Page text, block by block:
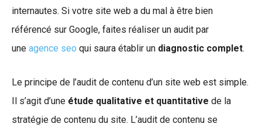
internautes. Si votre site web a du mal à être bien
référencé sur Google, faites réaliser un audit par
une agence seo qui saura établir un diagnostic complet.
Le principe de l’audit de contenu d’un site web est simple.
Il s’agit d’une étude qualitative et quantitative de la
stratégie de contenu du site. L’audit de contenu se